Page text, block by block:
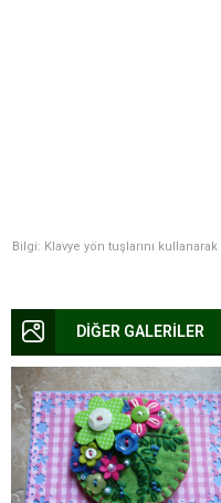
Bilgi: Klavye yön tuşlarını
DİĞER GALERİLER